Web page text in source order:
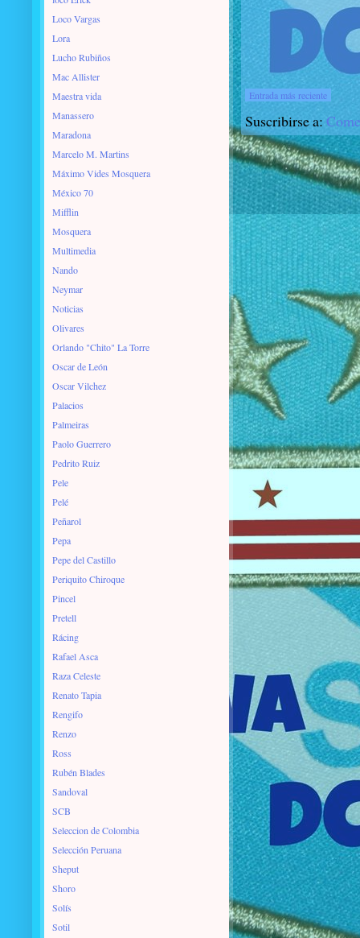
Entrada más reciente
Suscribirse a:
Loco Vargas
Lora
Lucho Rubiños
Mac Allister
Maestra vida
Manassero
Maradona
Marcelo M. Martins
Máximo Vides Mosquera
México 70
Mifflin
Mosquera
Multimedia
Nando
Neymar
Noticias
Olivares
Orlando "Chito" La Torre
Oscar de León
Oscar Vilchez
Palacios
Palmeiras
Paolo Guerrero
Pedrito Ruiz
Pele
Pelé
Peñarol
Pepa
Pepe del Castillo
Periquito Chiroque
Pincel
Pretell
Rácing
Rafael Asca
Raza Celeste
Renato Tapia
Rengifo
Renzo
Ross
Rubén Blades
Sandoval
SCB
Seleccion de Colombia
Selección Peruana
Sheput
Shoro
Solís
Sotil